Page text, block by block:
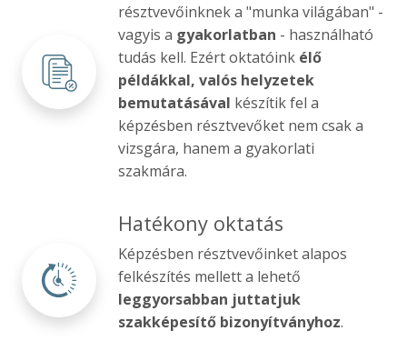
résztvevőinknek a "munka világában" -
vagyis a gyakorlatban - használható
tudás kell. Ezért oktatóink élő
példákkal, valós helyzetek
bemutatásával készítik fel a
képzésben résztvevőket nem csak a
vizsgára, hanem a gyakorlati
szakmára.
Hatékony oktatás
Képzésben résztvevőinket alapos
felkészítés mellett a lehető
leggyorsabban juttatjuk
szakképesítő bizonyítványhoz.